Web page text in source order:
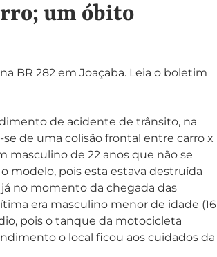
um óbito
BR 282 em Joaçaba. Leia o boletim
de acidente de trânsito, na
de uma colisão frontal entre carro x
masculino de 22 anos que não se
modelo, pois esta estava destruída
no momento da chegada das
era masculino menor de idade (16
pois o tanque da motocicleta
o local ficou aos cuidados da